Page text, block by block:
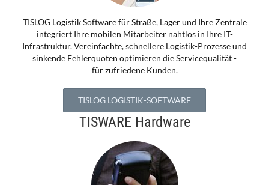
TISLOG Logistik Software für Straße, Lager und Ihre Zentrale
integriert Ihre mobilen Mitarbeiter nahtlos in Ihre IT-
Infrastruktur. Vereinfachte, schnellere Logistik-Prozesse und
sinkende Fehlerquoten optimieren die Servicequalität -
für zufriedene Kunden.
TISLOG LOGISTIK-SOFTWARE
TISWARE Hardware